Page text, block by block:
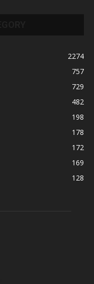
2274
757
729
482
198
178
172
169
128